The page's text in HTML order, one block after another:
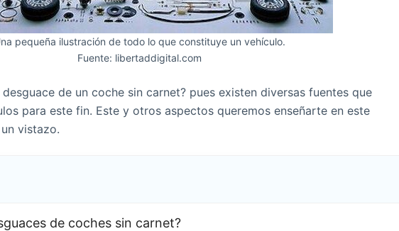
pequeña ilustración de todo lo que constituye un vehículo.
Fuente: libertaddigital.com
de un coche sin carnet? pues existen diversas fuentes que
para este fin. Este y otros aspectos queremos enseñarte en este
vistazo.
de coches sin carnet?